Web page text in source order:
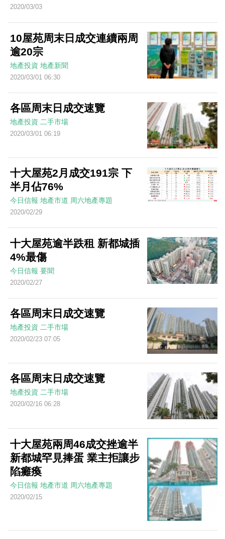
2020/03/03
10屋苑周末日成交連續兩周
逾20宗
地產投資 地產新聞
2020/03/01 06:30
各區周末日成交速覽
地產投資 二手市場
2020/03/01 06:19
十大屋苑2月成交191宗 下
半月佔76%
今日信報 地產市道 周六地產專題
2020/02/29
十大屋苑逾半跌租 新都城插
4%最傷
今日信報 要聞
2020/02/27
各區周末日成交速覽
地產投資 二手市場
2020/02/23 07:05
各區周末日成交速覽
地產投資 二手市場
2020/02/16 06:28
十大屋苑兩周46成交挫逾半
新都城罕見捧蛋 業主拒讓步
陷癱瘓
今日信報 地產市道 周六地產專題
2020/02/15